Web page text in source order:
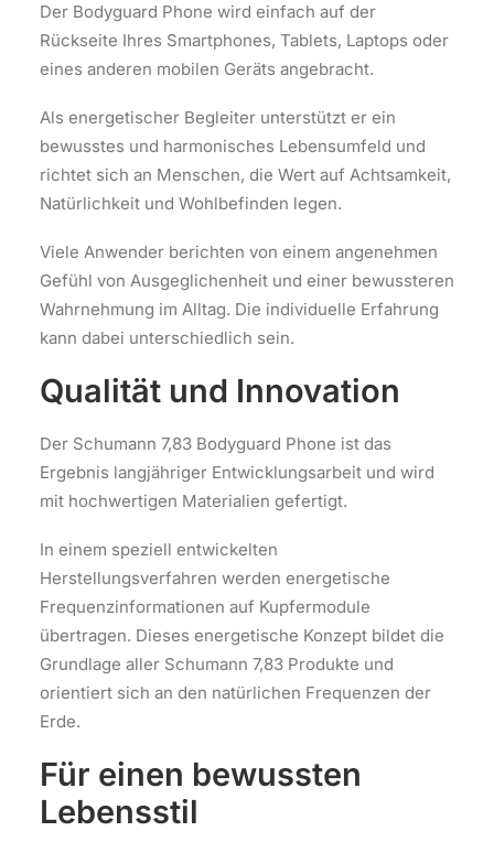
Der Bodyguard Phone wird einfach auf der
Rückseite Ihres Smartphones, Tablets, Laptops oder
eines anderen mobilen Geräts angebracht.
Als energetischer Begleiter unterstützt er ein
bewusstes und harmonisches Lebensumfeld und
richtet sich an Menschen, die Wert auf Achtsamkeit,
Natürlichkeit und Wohlbefinden legen.
Viele Anwender berichten von einem angenehmen
Gefühl von Ausgeglichenheit und einer bewussteren
Wahrnehmung im Alltag. Die individuelle Erfahrung
kann dabei unterschiedlich sein.
Qualität und Innovation
Der Schumann 7,83 Bodyguard Phone ist das
Ergebnis langjähriger Entwicklungsarbeit und wird
mit hochwertigen Materialien gefertigt.
In einem speziell entwickelten
Herstellungsverfahren werden energetische
Frequenzinformationen auf Kupfermodule
übertragen. Dieses energetische Konzept bildet die
Grundlage aller Schumann 7,83 Produkte und
orientiert sich an den natürlichen Frequenzen der
Erde.
Für einen bewussten
Lebensstil